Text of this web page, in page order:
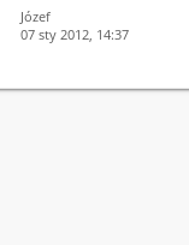
Józef
07 sty 2012, 14:37